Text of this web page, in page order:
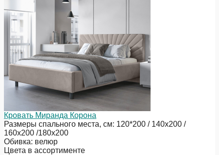
Кровать Миранда Корона
Размеры спального места, см: 120*200 / 140х200 /
160х200 /180х200
Обивка: велюр
Цвета в ассортименте